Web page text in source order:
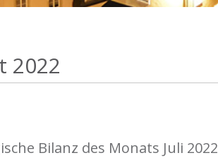
2022
Bilanz des Monats Juli 2022